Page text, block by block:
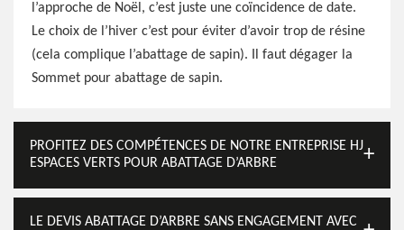
l’approche de Noël, c’est juste une coïncidence de date.
Le choix de l’hiver c’est pour éviter d’avoir trop de résine
(cela complique l’abattage de sapin). Il faut dégager la
Sommet pour abattage de sapin.
PROFITEZ DES COMPÉTENCES DE NOTRE ENTREPRISE HJ
ESPACES VERTS POUR ABATTAGE D’ARBRE
LE DEVIS ABATTAGE D’ARBRE SANS ENGAGEMENT AVEC